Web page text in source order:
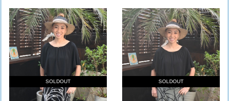
SOLDOUT SOLDOUT